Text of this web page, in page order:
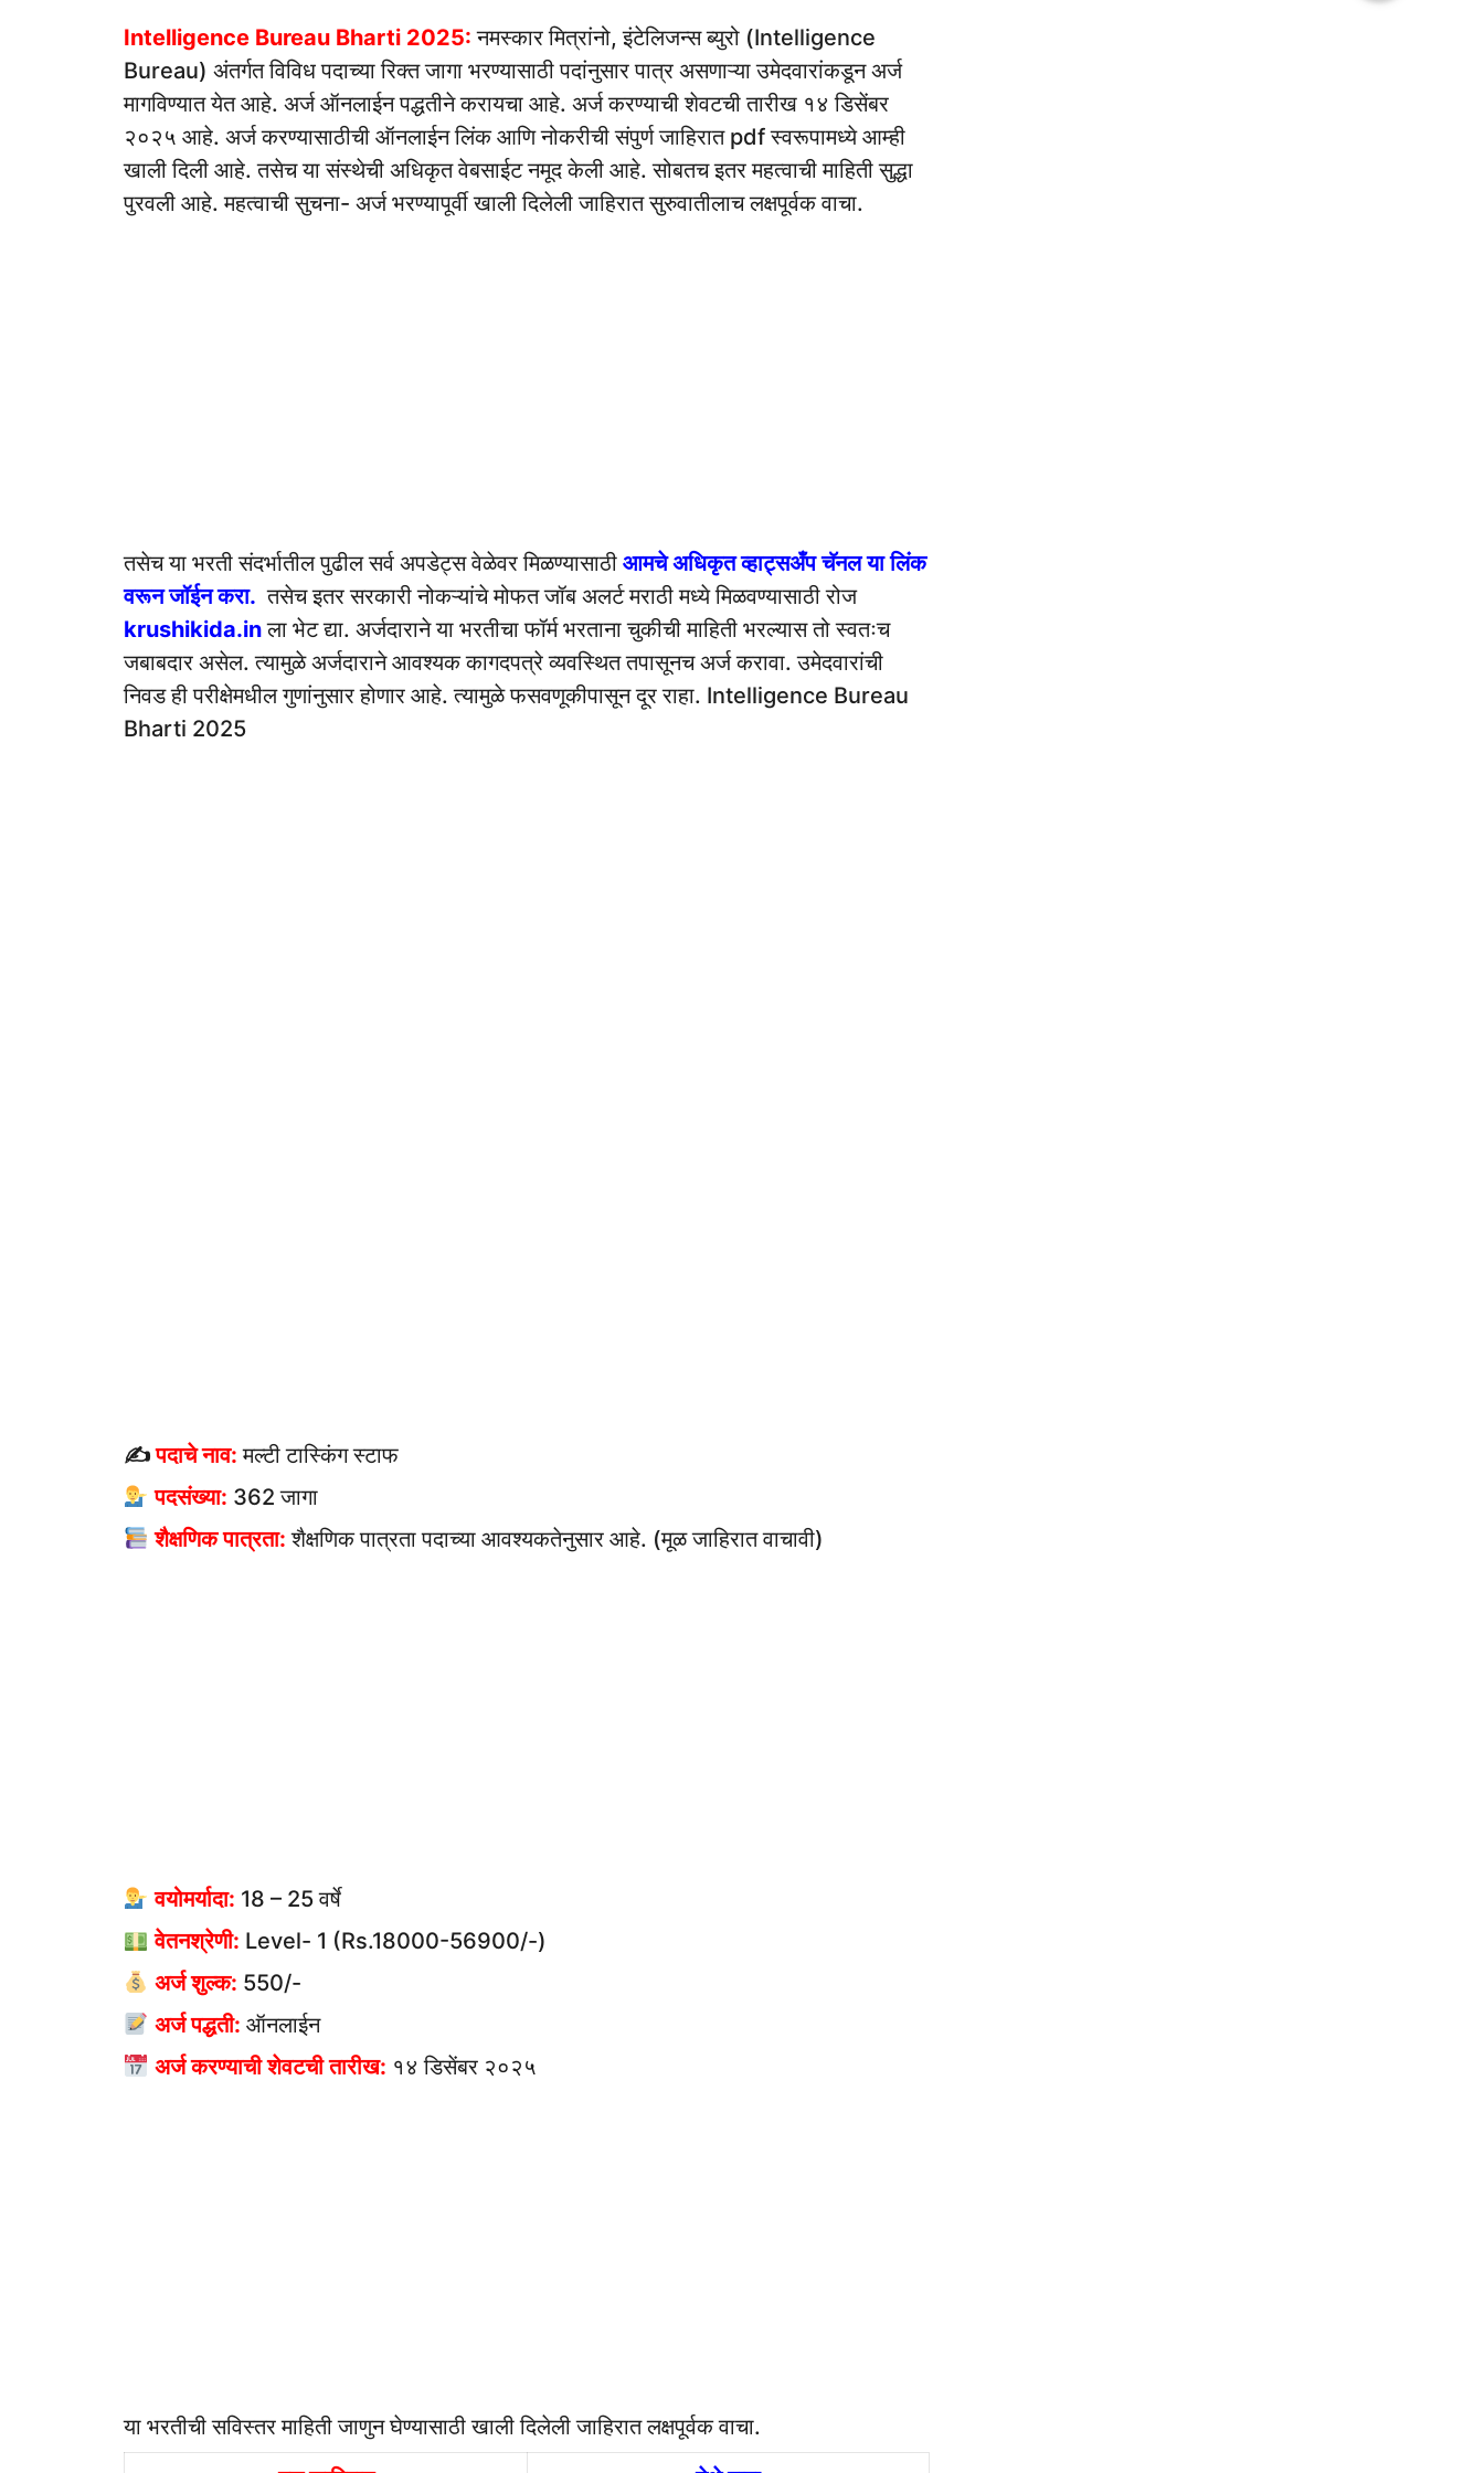
Intelligence Bureau Bharti 2025: नमस्कार मित्रांनो, इंटेलिजन्स ब्युरो (Intelligence
Bureau) अंतर्गत विविध पदाच्या रिक्त जागा भरण्यासाठी पदांनुसार पात्र असणाऱ्या उमेदवारांकडून अर्ज
मागविण्यात येत आहे. अर्ज ऑनलाईन पद्धतीने करायचा आहे. अर्ज करण्याची शेवटची तारीख १४ डिसेंबर
२०२५ आहे. अर्ज करण्यासाठीची ऑनलाईन लिंक आणि नोकरीची संपुर्ण जाहिरात pdf स्वरूपामध्ये आम्ही
खाली दिली आहे. तसेच या संस्थेची अधिकृत वेबसाईट नमूद केली आहे. सोबतच इतर महत्वाची माहिती सुद्धा
पुरवली आहे. महत्वाची सुचना- अर्ज भरण्यापूर्वी खाली दिलेली जाहिरात सुरुवातीलाच लक्षपूर्वक वाचा.
तसेच या भरती संदर्भातील पुढील सर्व अपडेट्स वेळेवर मिळण्यासाठी आमचे अधिकृत व्हाट्सअँप चॅनल या लिंक
वरून जॉईन करा. तसेच इतर सरकारी नोकऱ्यांचे मोफत जॉब अलर्ट मराठी मध्ये मिळवण्यासाठी रोज
krushikida.inला भेट द्या. अर्जदाराने या भरतीचा फॉर्म भरताना चुकीची माहिती भरल्यास तो स्वतःच
जबाबदार असेल. त्यामुळे अर्जदाराने आवश्यक कागदपत्रे व्यवस्थित तपासूनच अर्ज करावा. उमेदवारांची
निवड ही परीक्षेमधील गुणांनुसार होणार आहे. त्यामुळे फसवणूकीपासून दूर राहा. Intelligence Bureau
Bharti 2025
✍पदाचे नाव: मल्टी टास्किंग स्टाफ
पदसंख्या: 362 जागा
शैक्षणिक पात्रता: शैक्षणिक पात्रता पदाच्या आवश्यकतेनुसार आहे. (मूळ जाहिरात वाचावी)
वयोमर्यादा: 18 – 25 वर्षे
वेतनश्रेणी: Level- 1 (Rs.18000-56900/-)
अर्ज शुल्क: 550/-
अर्ज पद्धती: ऑनलाईन
अर्ज करण्याची शेवटची तारीख: १४ डिसेंबर २०२५
या भरतीची सविस्तर माहिती जाणुन घेण्यासाठी खाली दिलेली जाहिरात लक्षपूर्वक वाचा.